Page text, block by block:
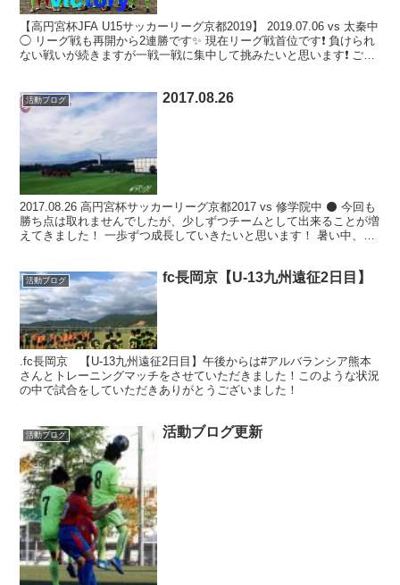
【高円宮杯JFA U15サッカーリーグ京都2019】 2019.07.06 vs 太秦中
◯ リーグ戦も再開から2連勝です✨ 現在リーグ戦首位です❗️ 負けられ
ない戦いが続きますが一戦一戦に集中して挑みたいと思います❗️ ご声
活動ブログ 2017.08.26
2017.08.26 高円宮杯サッカーリーグ京都2017 vs 修学院中 ⚫️ 今回も
勝ち点は取れませんでしたが、少しずつチームとして出来ることが増
えてきました！ 一歩ずつ成長していきたいと思います！ 暑い中、た
活動ブログ fc長岡京【U-13九州遠征2日目】
.fc長岡京 【U-13九州遠征2日目】午後からは#アルバランシア熊本
さんとトレーニングマッチをさせていただきました！このような状況
の中で試合をしていただきありがとうございました！
活動ブログ 活動ブログ更新